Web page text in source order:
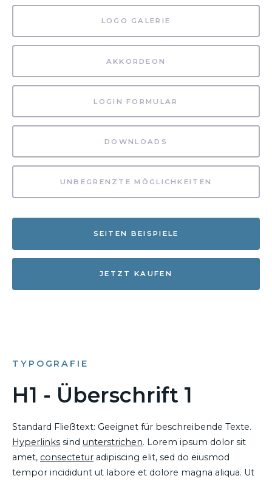
LOGO GALERIE
AKKORDEON
LOGIN FORMULAR
DOWNLOADS
UNBEGRENZTE MÖGLICHKEITEN
SEITEN BEISPIELE
JETZT KAUFEN
TYPOGRAFIE
H1 - Überschrift 1
Standard Fließtext: Geeignet für beschreibende Texte.
Hyperlinks sind unterstrichen. Lorem ipsum dolor sit
amet, consectetur adipiscing elit, sed do eiusmod
tempor incididunt ut labore et dolore magna aliqua. Ut